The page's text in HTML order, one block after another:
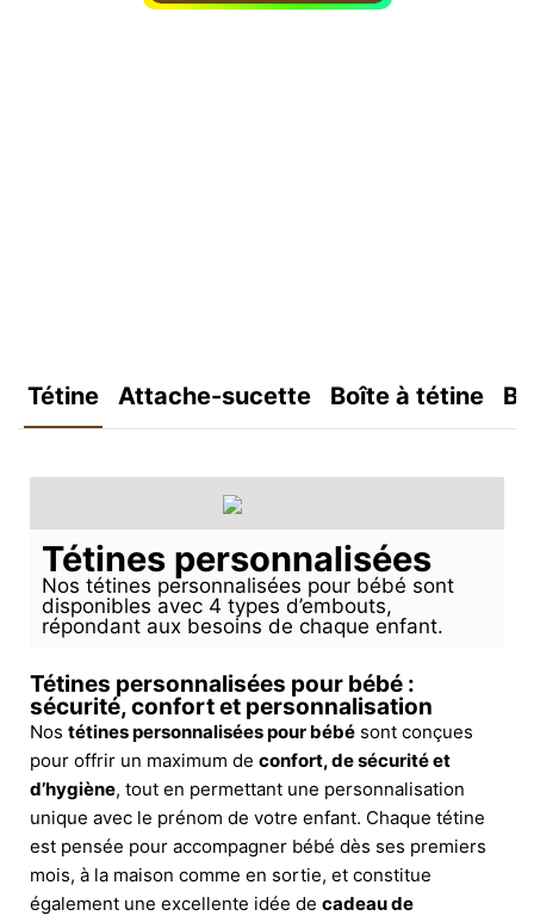
Tétine Attache-sucette Boîte à tétine
Tétines personnalisées
Nos tétines personnalisées pour bébé sont
disponibles avec 4 types d’embouts,
répondant aux besoins de chaque enfant.
Tétines personnalisées pour bébé :
sécurité, confort et personnalisation
Nos tétines personnalisées pour bébé sont conçues
pour offrir un maximum de confort, de sécurité et
d’hygiène, tout en permettant une personnalisation
unique avec le prénom de votre enfant. Chaque tétine
est pensée pour accompagner bébé dès ses premiers
mois, à la maison comme en sortie, et constitue
également une excellente idée de cadeau de